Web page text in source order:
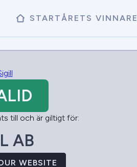
STARTÅRETS VINNARE
till och är giltigt för:
AB
WEBSITE